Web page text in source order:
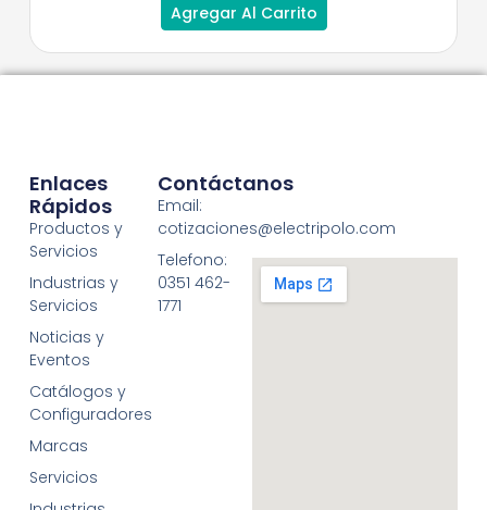
Agregar Al Carrito
Enlaces
Rápidos
Productos y
Servicios
Industrias y
Servicios
Noticias y
Eventos
Catálogos y
Configuradores
Marcas
Servicios
Contáctanos
Email:
cotizaciones@electripolo.com
Telefono:
0351 462-
1771